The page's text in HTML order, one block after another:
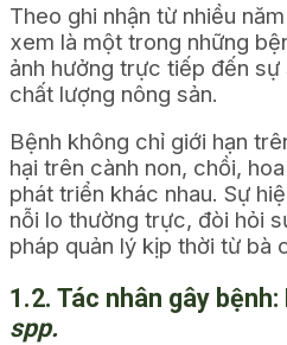
Theo ghi nhận từ nhiều
xem là một trong những
ảnh hưởng trực tiếp đến
chất lượng nông sản.
Bệnh không chỉ giới hạn
hại trên cành non, chồi,
phát triển khác nhau. Sự
nỗi lo thường trực, đòi hỏi
pháp quản lý kịp thời từ bà
1.2. Tác nhân gây bệnh:
spp.